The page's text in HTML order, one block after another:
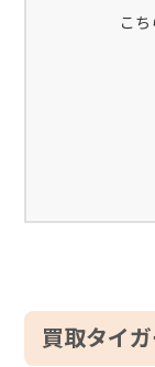
こ
買取タイ